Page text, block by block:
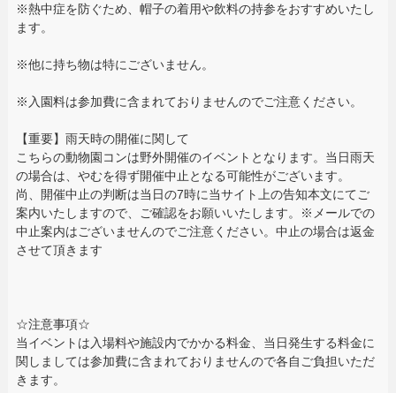
※熱中症を防ぐため、帽子の着用や飲料の持参をおすすめいたし
ます。
※他に持ち物は特にございません。
※入園料は参加費に含まれておりませんのでご注意ください。
【重要】雨天時の開催に関して
こちらの動物園コンは野外開催のイベントとなります。当日雨天
の場合は、やむを得ず開催中止となる可能性がございます。
尚、開催中止の判断は当日の7時に当サイト上の告知本文にてご
案内いたしますので、ご確認をお願いいたします。※メールでの
中止案内はございませんのでご注意ください。中止の場合は返金
させて頂きます
☆注意事項☆
当イベントは入場料や施設内でかかる料金、当日発生する料金に
関しましては参加費に含まれておりませんので各自ご負担いただ
きます。